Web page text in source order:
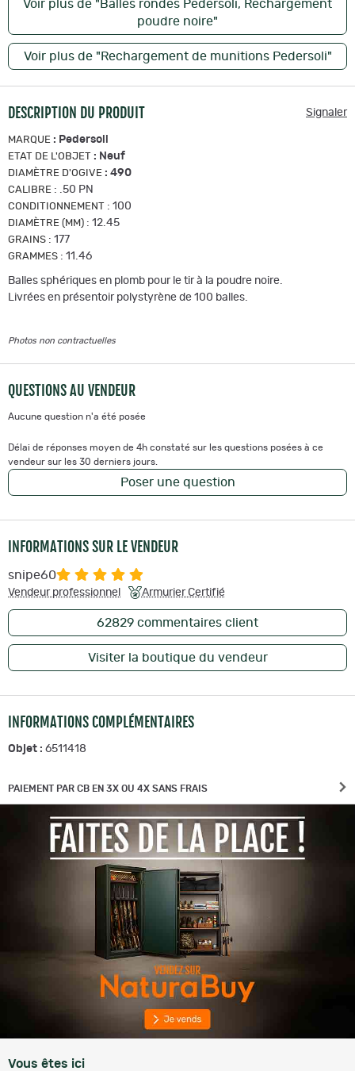
Voir plus de "Balles rondes Pedersoli, Rechargement
poudre noire"
Voir plus de "Rechargement de munitions Pedersoli"
DESCRIPTION DU PRODUIT Signaler
MARQUE : Pedersoli
ETAT DE L'OBJET : Neuf
DIAMÈTRE D'OGIVE : 490
CALIBRE : .50 PN
CONDITIONNEMENT : 100
DIAMÈTRE (MM) : 12.45
GRAINS : 177
GRAMMES : 11.46
Balles sphériques en plomb pour le tir à la poudre noire.
Livrées en présentoir polystyrène de 100 balles.
Photos non contractuelles
QUESTIONS AU VENDEUR
Aucune question n'a été posée
Délai de réponses moyen de 4h constaté sur les questions posées à ce
vendeur sur les 30 derniers jours.
Poser une question
INFORMATIONS SUR LE VENDEUR
snipe60
Vendeur professionnel Armurier Certifié
62829 commentaires client
Visiter la boutique du vendeur
INFORMATIONS COMPLÉMENTAIRES
Objet : 6511418
PAIEMENT PAR CB EN 3X OU 4X SANS FRAIS
Vous êtes ici